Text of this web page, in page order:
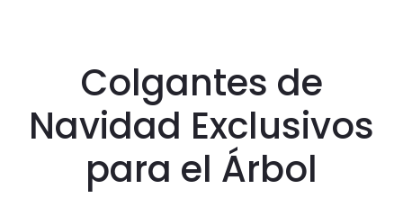
Colgantes de
Navidad Exclusivos
para el Árbol